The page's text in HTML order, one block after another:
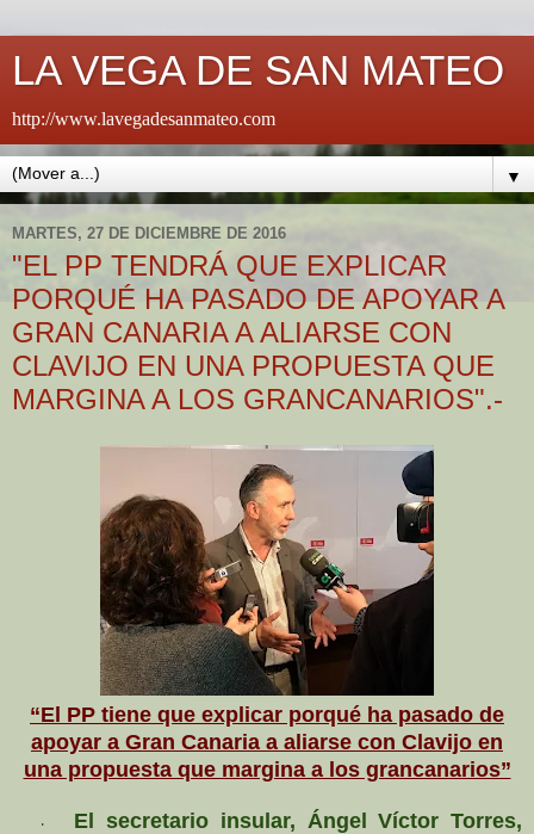
LA VEGA DE SAN MATEO
http://www.lavegadesanmateo.com
▼
MARTES, 27 DE DICIEMBRE DE 2016
"EL PP TENDRÁ QUE EXPLICAR
PORQUÉ HA PASADO DE APOYAR A
GRAN CANARIA A ALIARSE CON
CLAVIJO EN UNA PROPUESTA QUE
MARGINA A LOS GRANCANARIOS".-
“El PP tiene que explicar porqué ha pasado de
apoyar a Gran Canaria a aliarse con Clavijo en
una propuesta que margina a los grancanarios”
·
El secretario insular, Ángel Víctor Torres,